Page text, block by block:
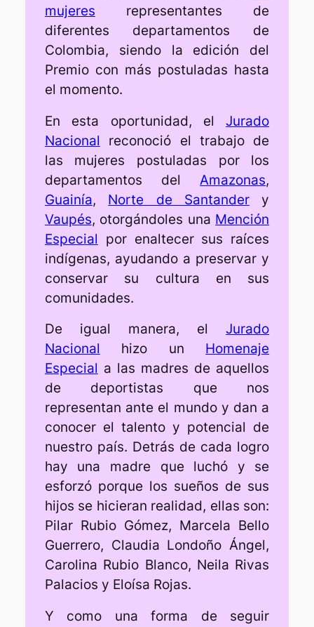
mujeres representantes de
diferentes departamentos de
Colombia, siendo la edición del
Premio con más postuladas hasta
el momento.
En esta oportunidad, elJurado
Nacional reconoció el trabajo de
las mujeres postuladas por los
departamentos delAmazonas,
Guainía, Norte de Santandery
Vaupés, otorgándoles una Mención
Especial por enaltecer sus raíces
indígenas, ayudando a preservar y
conservar su cultura en sus
comunidades.
De igual manera, elJurado
Nacional hizo un Homenaje
Especial a las madres de aquellos
de deportistas que nos
representan ante el mundo y dan a
conocer el talento y potencial de
nuestro país. Detrás de cada logro
hay una madre que luchó y se
esforzó porque los sueños de sus
hijos se hicieran realidad, ellas son:
Pilar Rubio Gómez, Marcela Bello
Guerrero, Claudia Londoño Ángel,
Carolina Rubio Blanco, Neila Rivas
Palacios y Eloísa Rojas.
Y como una forma de seguir